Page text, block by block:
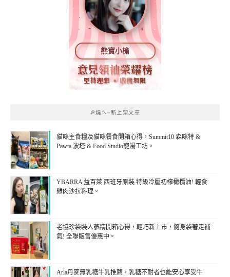
熊寶小榆
🔎燒ㄟ~新上架文章
貓咪主食糧及貓咪餐食開箱心得，Summit10 森咪特 &
Pawta 波塔 & Food Studio寵湯工坊。
YBARRA 益百萊 西班牙原裝 特級冷壓初榨橄欖油! 輕食
雞肉沙拉料理。
老協珍袋裝人蔘精開箱心得，輕巧新上市，隨身袋著走補
氣! 全聯販售優惠中。
Arla丹麥無乳糖牛乳推薦，乳糖不耐者也能安心享受牛